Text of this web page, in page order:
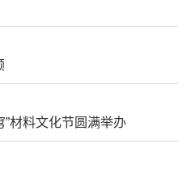
”材料文化节圆满举办